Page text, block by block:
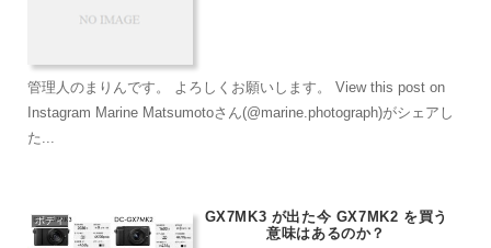
管理人のまりんです。 よろしくお願いします。 View this post on
Instagram Marine Matsumotoさん(@marine.photograph)がシェアし
た...
ボディ
GX7MK3 が出た今 GX7MK2 を買う
意味はあるのか？